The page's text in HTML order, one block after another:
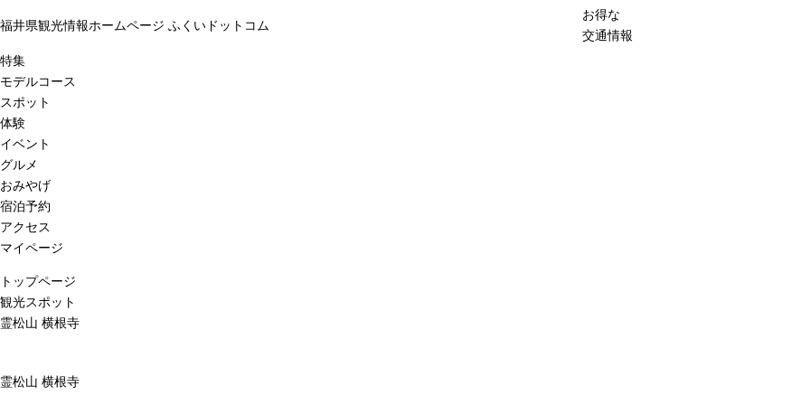
福井県観光情報ホームページ ふくいドットコム
お得な
交通情報
特集
モデルコース
スポット
体験
イベント
グルメ
おみやげ
宿泊予約
アクセス
マイページ
トップページ
観光スポット
霊松山 横根寺
霊松山 横根寺